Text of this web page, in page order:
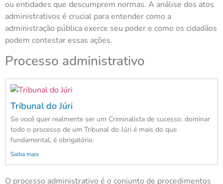
ou entidades que descumprem normas. A análise dos atos
administrativos é crucial para entender como a
administração pública exerce seu poder e como os cidadãos
podem contestar essas ações.
Processo administrativo
Tribunal do Júri
Se você quer realmente ser um Criminalista de sucesso, dominar
todo o processo de um Tribunal do Júri é mais do que
fundamental, é obrigatório.
Saiba mais
O processo administrativo é o conjunto de procedimentos